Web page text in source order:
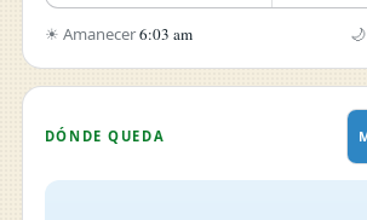
☀ Amanecer6:03 am
DÓNDE QUEDA